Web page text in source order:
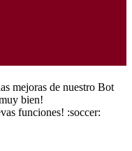
mejoras de nuestro Bot
bien!
funciones! :soccer: